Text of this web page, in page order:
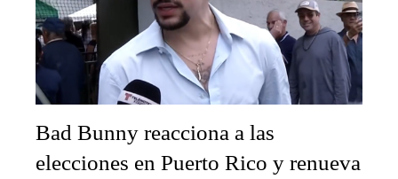
Bad Bunny reacciona a las
elecciones en Puerto Rico y renueva